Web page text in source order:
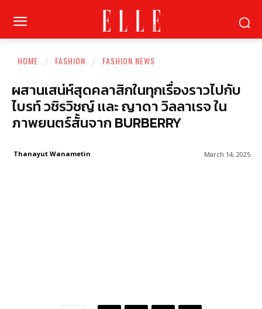
HOME FASHION FASHION NEWS
ผสานเสน่ห์สุดคลาสิกในทุกเรื่องราวไปกับ
ไบรท์ วชิรวิชญ์ เเละ ญาดา วิลลาเรจ ใน
ภาพยนตร์สั้นจาก BURBERRY
March 14, 2025
Thanayut Wanametin